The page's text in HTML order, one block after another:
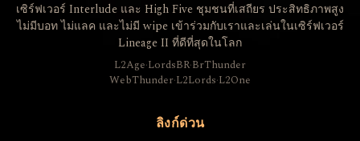
เซิร์ฟเวอร์ Interlude และ High Five ชุมชนที่เสถียร ประสิทธิภาพสูง
ไม่มีบอท ไม่แลค และไม่มี wipe เข้าร่วมกับเราและเล่นในเซิร์ฟเวอร์
Lineage II ที่ดีที่สุดในโลก
L2Age·LordsBR·BrThunder
WebThunder·L2Lords·L2One
ลิงก์ด่วน